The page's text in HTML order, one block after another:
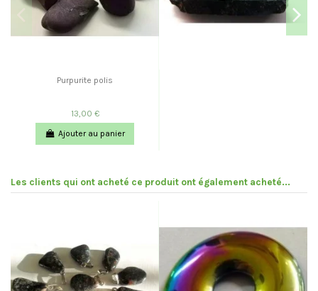
Purpurite polis
13,00 €
Ajouter au panier
Les clients qui ont acheté ce produit ont également acheté...